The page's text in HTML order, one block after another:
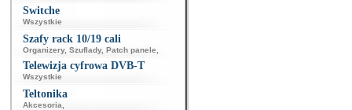
Switche
Wszystkie
Szafy rack 10/19 cali
Organizery, Szuflady, Patch panele
Telewizja cyfrowa DVB-T
Wszystkie
Teltonika
Akcesoria